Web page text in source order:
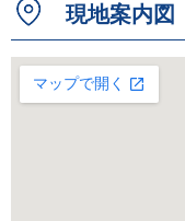
現地案内図